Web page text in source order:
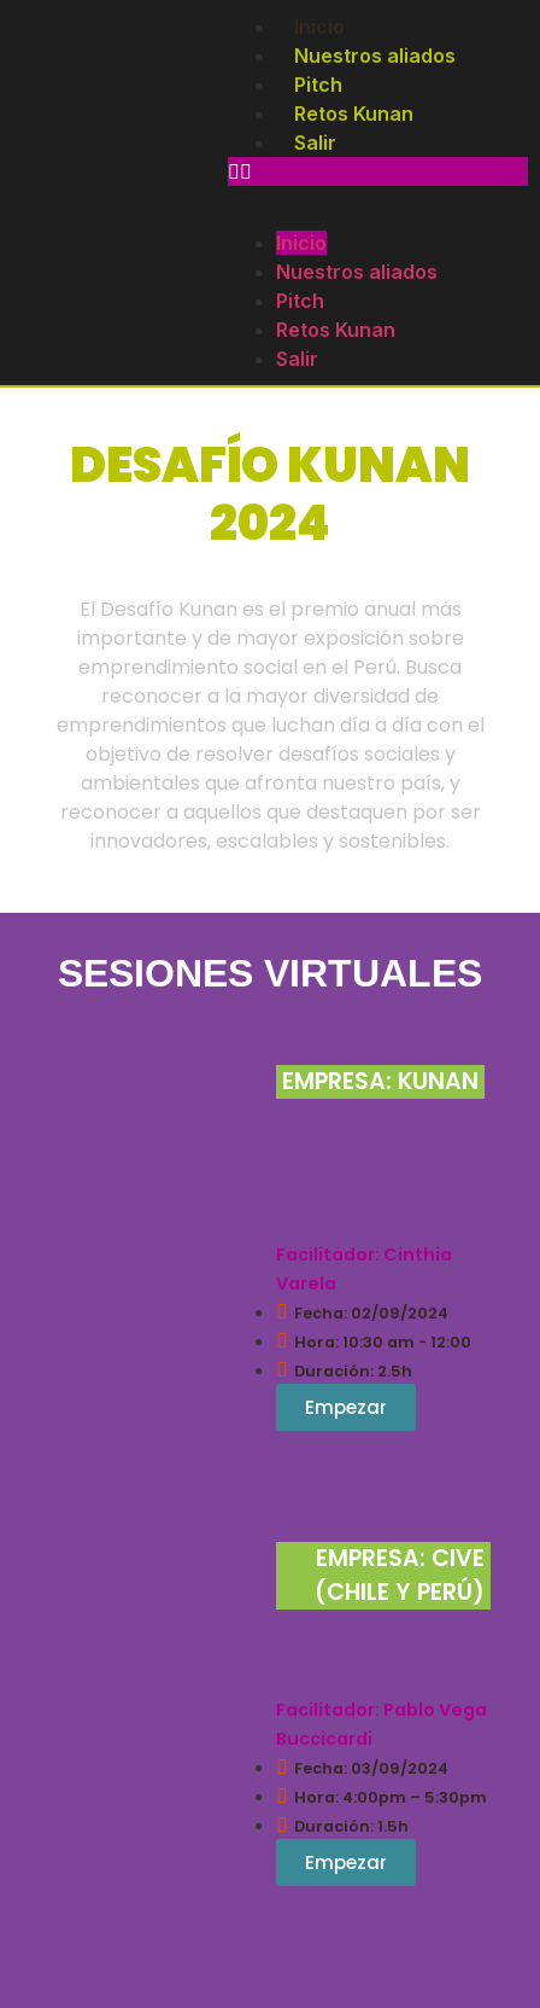
Inicio
Nuestros aliados
Pitch
Retos Kunan
Salir
Inicio
Nuestros aliados
Pitch
Retos Kunan
Salir
DESAFÍO KUNAN
2024
El Desafío Kunan es el premio anual más
importante y de mayor exposición sobre
emprendimiento social en el Perú. Busca
reconocer a la mayor diversidad de
emprendimientos que luchan día a día con el
objetivo de resolver desafíos sociales y
ambientales que afronta nuestro país, y
reconocer a aquellos que destaquen por ser
innovadores, escalables y sostenibles.
SESIONES VIRTUALES
EMPRESA: KUNAN
Facilitador: Cinthia
Varela
Fecha: 02/09/2024
Hora: 10:30 am - 12:00
Duración: 2.5h
Empezar
EMPRESA: CIVE
(CHILE Y PERÚ)
Facilitador: Pablo Vega
Buccicardi
Fecha: 03/09/2024
Hora: 4:00pm – 5:30pm
Duración: 1.5h
Empezar